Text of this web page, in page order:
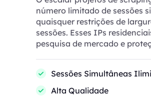
número limitado de sessões
quaisquer restrições de
sessões. Esses IPs
pesquisa de mercado e
Sessões Simultâneas
Alta Qualidade